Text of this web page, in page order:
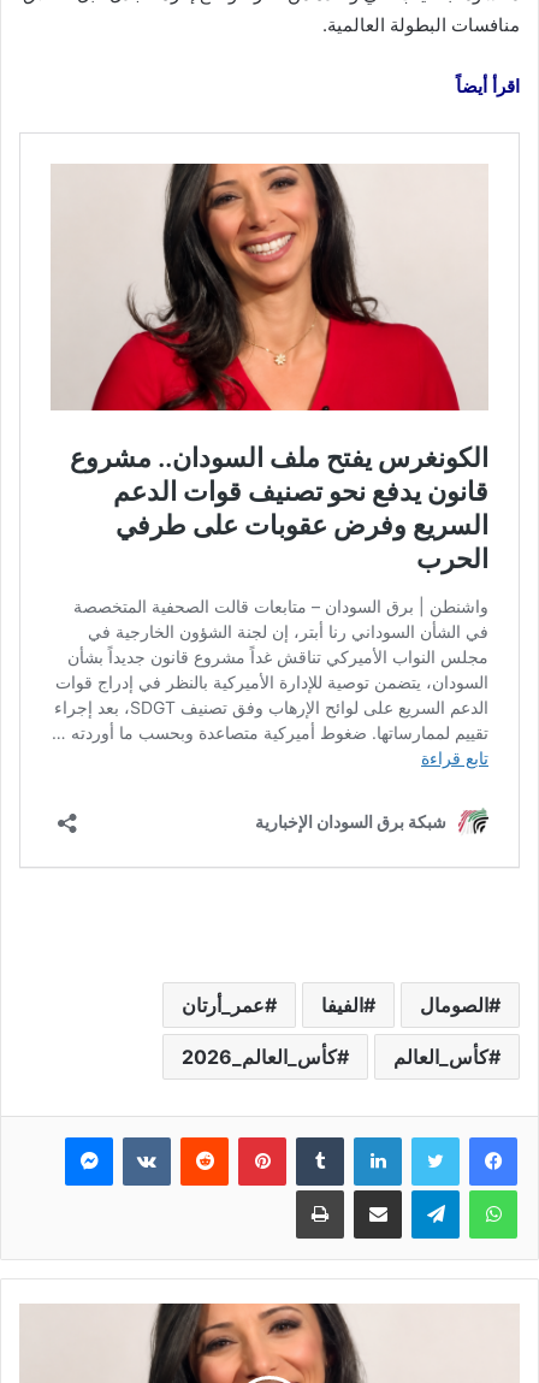
منافسات البطولة العالمية.
اقرأ أيضاً
الصومال الفيفا عمر_أرتان
كأس_العالم كأس_العالم_2026
فيسبوك تويتر لينكدإن بينتيريست ماسنجر
واتساب تيلقرام مشاركة عبر البريد طباعة